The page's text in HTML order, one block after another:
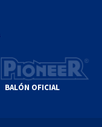
BALÓN OFICIAL